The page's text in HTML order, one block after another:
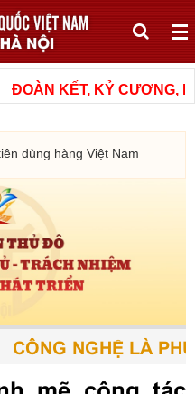
ĐOÀN KẾT, KỶ CƯƠNG,
dùng hàng Việt Nam
CÔNG NGHỆ LÀ